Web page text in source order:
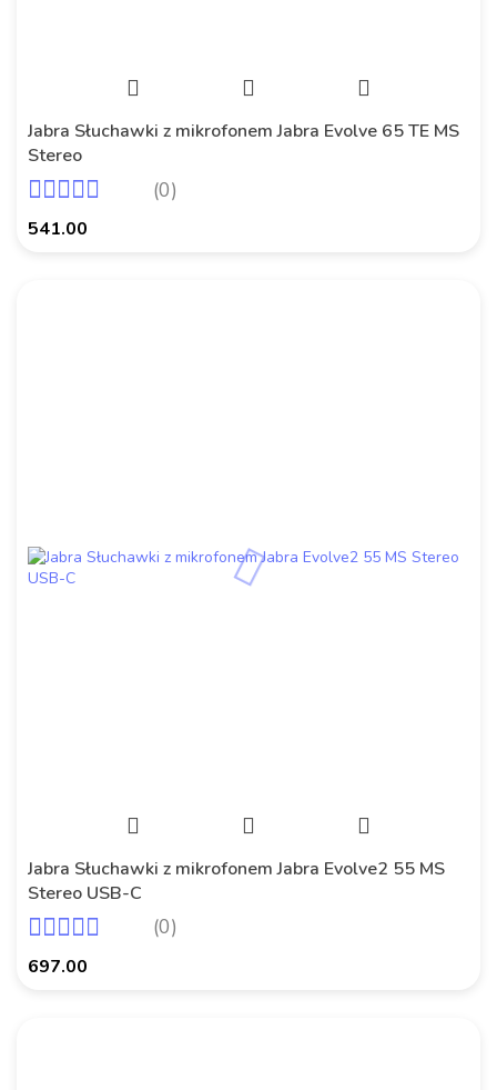
Jabra Słuchawki z mikrofonem Jabra Evolve 65 TE MS
Stereo
(0)
541.00
Jabra Słuchawki z mikrofonem Jabra Evolve2 55 MS
Stereo USB-C
(0)
697.00